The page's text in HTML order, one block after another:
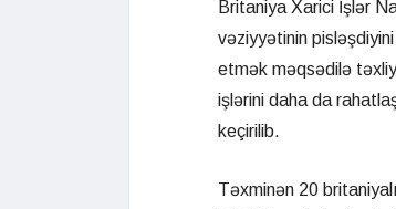
Britaniya Xarici İşlər
vəziyyətinin
etmək məqsədilə
işlərini daha da
keçirilib.
Təxminən 20